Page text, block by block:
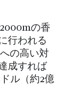
の香
行われる
の高い対
成すれば
ル（約2億